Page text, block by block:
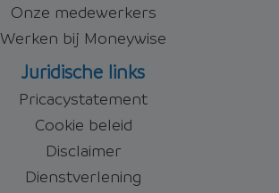
Onze medewerkers
Werken bij Moneywise
Juridische links
Pricacystatement
Cookie beleid
Disclaimer
Dienstverlening